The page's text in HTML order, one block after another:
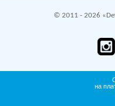
© 2011 - 2026
на